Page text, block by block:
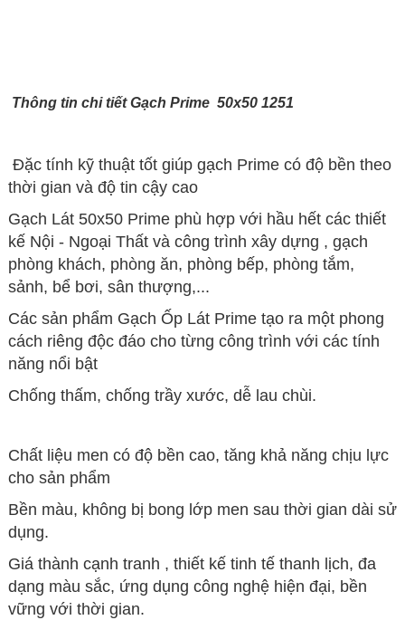
Thông tin chi tiết Gạch Prime 50x50 1251
Đặc tính kỹ thuật tốt giúp gạch Prime có độ bền theo
thời gian và độ tin cậy cao
Gạch Lát 50x50 Prime phù hợp với hầu hết các thiết
kế Nội - Ngoại Thất và công trình xây dựng , gạch
phòng khách, phòng ăn, phòng bếp, phòng tắm,
sảnh, bể bơi, sân thượng,...
Các sản phẩm Gạch Ốp Lát Prime tạo ra một phong
cách riêng độc đáo cho từng công trình với các tính
năng nổi bật
Chống thấm, chống trầy xước, dễ lau chùi.
Chất liệu men có độ bền cao, tăng khả năng chịu lực
cho sản phẩm
Bền màu, không bị bong lớp men sau thời gian dài sử
dụng.
Giá thành cạnh tranh , thiết kế tinh tế thanh lịch, đa
dạng màu sắc, ứng dụng công nghệ hiện đại, bền
vững với thời gian.